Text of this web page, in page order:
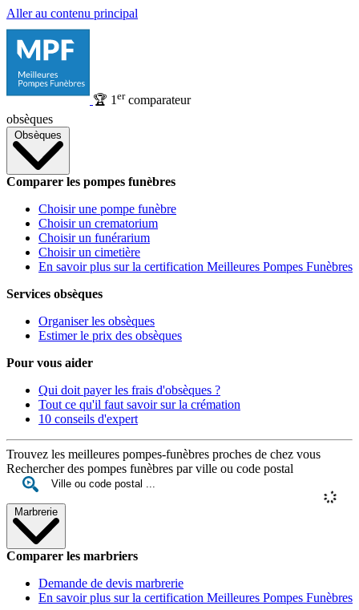
Aller au contenu principal
🏆 1 ercomparateur
obsèques
Obsèques
Comparer les pompes funèbres
Choisir une pompe funèbre
Choisir un crematorium
Choisir un funérarium
Choisir un cimetière
En savoir plus sur la certification Meilleures Pompes Funèbres
Services obsèques
Organiser les obsèques
Estimer le prix des obsèques
Pour vous aider
Qui doit payer les frais d'obsèques ?
Tout ce qu'il faut savoir sur la crémation
10 conseils d'expert
Trouvez les meilleures pompes-funèbres proches de chez vous
Rechercher des pompes funèbres par ville ou code postal
Marbrerie
Comparer les marbriers
Demande de devis marbrerie
En savoir plus sur la certification Meilleures Pompes Funèbres